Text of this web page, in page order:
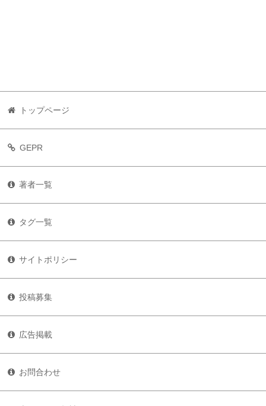
トップページ
GEPR
著者一覧
タグ一覧
サイトポリシー
投稿募集
広告掲載
お問合わせ